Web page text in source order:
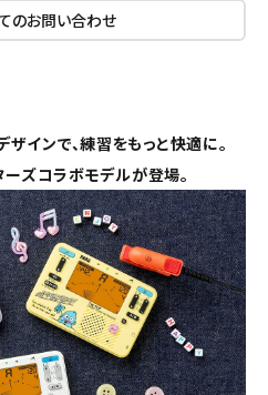
のお問い合わせ
インで、練習をもっと快適に。
ズコラボモデルが登場。